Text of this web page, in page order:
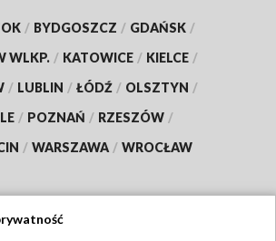
/ BYDGOSZCZ / GDAŃSK /
WLKP. / KATOWICE / KIELCE /
/ LUBLIN / ŁÓDŹ / OLSZTYN /
/ POZNAŃ / RZESZÓW /
/ WARSZAWA / WROCŁAW